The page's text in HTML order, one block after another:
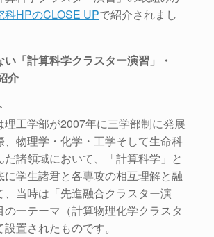
科HPのCLOSE UPで紹介されまし
い「計算科学クラスター演習」・
介
理工学部が2007年に三学部制に発展
、物理学・化学・工学そして生命科
諸領域において、「計算科学」と
に学生諸君と各専攻の相互理解と融
、当時は「先進融合クラスター演
の一テーマ（計算物理化学クラスタ
置されたものです。